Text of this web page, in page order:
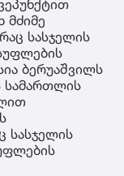
მძიმე
სასჯელის
ბერუაშვილს
სამართლის
სასჯელის